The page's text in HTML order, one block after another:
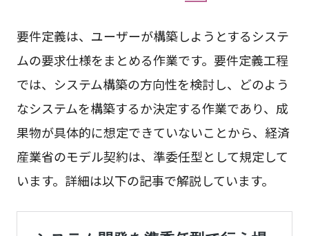
要件定義は、ユーザーが構築しようとするシステ
ムの要求仕様をまとめる作業です。要件定義工程
では、システム構築の方向性を検討し、どのよう
なシステムを構築するか決定する作業であり、成
果物が具体的に想定できていないことから、経済
産業省のモデル契約は、準委任型として規定して
います。詳細は以下の記事で解説しています。